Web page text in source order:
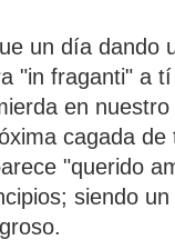
un día dando
"in fraganti" a
en
cagada
"querido
siendo